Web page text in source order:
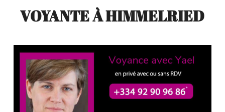
VOYANTE À HIMMELRIED